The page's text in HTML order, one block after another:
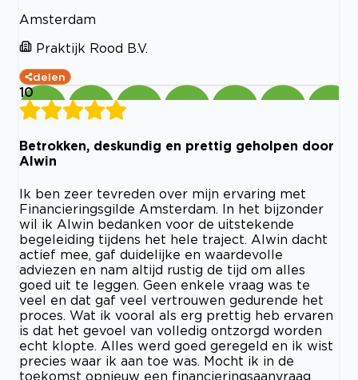
Amsterdam
Praktijk Rood B.V.
delen
10
Betrokken, deskundig en prettig geholpen door
Alwin
Ik ben zeer tevreden over mijn ervaring met
Financieringsgilde Amsterdam. In het bijzonder
wil ik Alwin bedanken voor de uitstekende
begeleiding tijdens het hele traject. Alwin dacht
actief mee, gaf duidelijke en waardevolle
adviezen en nam altijd rustig de tijd om alles
goed uit te leggen. Geen enkele vraag was te
veel en dat gaf veel vertrouwen gedurende het
proces. Wat ik vooral als erg prettig heb ervaren
is dat het gevoel van volledig ontzorgd worden
echt klopte. Alles werd goed geregeld en ik wist
precies waar ik aan toe was. Mocht ik in de
toekomst opnieuw een financieringsaanvraag